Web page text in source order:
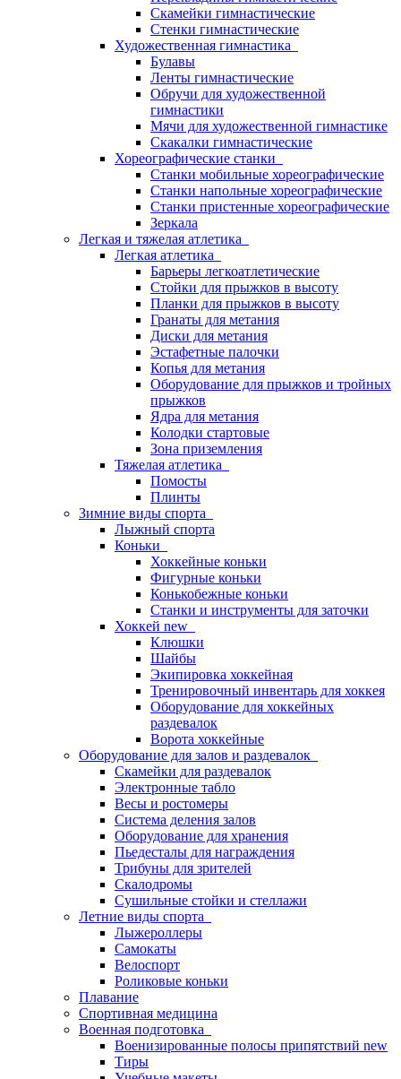
Скамейки гимнастические
Стенки гимнастические
Художественная гимнастика
Булавы
Ленты гимнастические
Обручи для художественной
гимнастики
Мячи для художественной гимнастике
Скакалки гимнастические
Хореографические станки
Станки мобильные хореографические
Станки напольные хореографические
Станки пристенные хореографические
Зеркала
Легкая и тяжелая атлетика
Легкая атлетика
Барьеры легкоатлетические
Стойки для прыжков в высоту
Планки для прыжков в высоту
Гранаты для метания
Диски для метания
Эстафетные палочки
Копья для метания
Оборудование для прыжков и тройных
прыжков
Ядра для метания
Колодки стартовые
Зона приземления
Тяжелая атлетика
Помосты
Плинты
Зимние виды спорта
Лыжный спорта
Коньки
Хоккейные коньки
Фигурные коньки
Конькобежные коньки
Станки и инструменты для заточки
Хоккей new
Клюшки
Шайбы
Экипировка хоккейная
Тренировочный инвентарь для хоккея
Оборудование для хоккейных
раздевалок
Ворота хоккейные
Оборудование для залов и раздевалок
Скамейки для раздевалок
Электронные табло
Весы и ростомеры
Система деления залов
Оборудование для хранения
Пьедесталы для награждения
Трибуны для зрителей
Скалодромы
Сушильные стойки и стеллажи
Летние виды спорта
Лыжероллеры
Самокаты
Велоспорт
Роликовые коньки
Плавание
Спортивная медицина
Военная подготовка
Военизированные полосы припятствий new
Тиры